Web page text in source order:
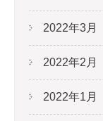
2022年3月
2022年2月
2022年1月